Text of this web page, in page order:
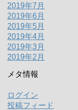
2019年7月
2019年6月
2019年5月
2019年4月
2019年3月
2019年2月
メタ情報
ログイン
投稿フィード